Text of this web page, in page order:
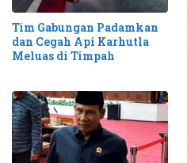
Tim Gabungan Padamkan
dan Cegah Api Karhutla
Meluas di Timpah